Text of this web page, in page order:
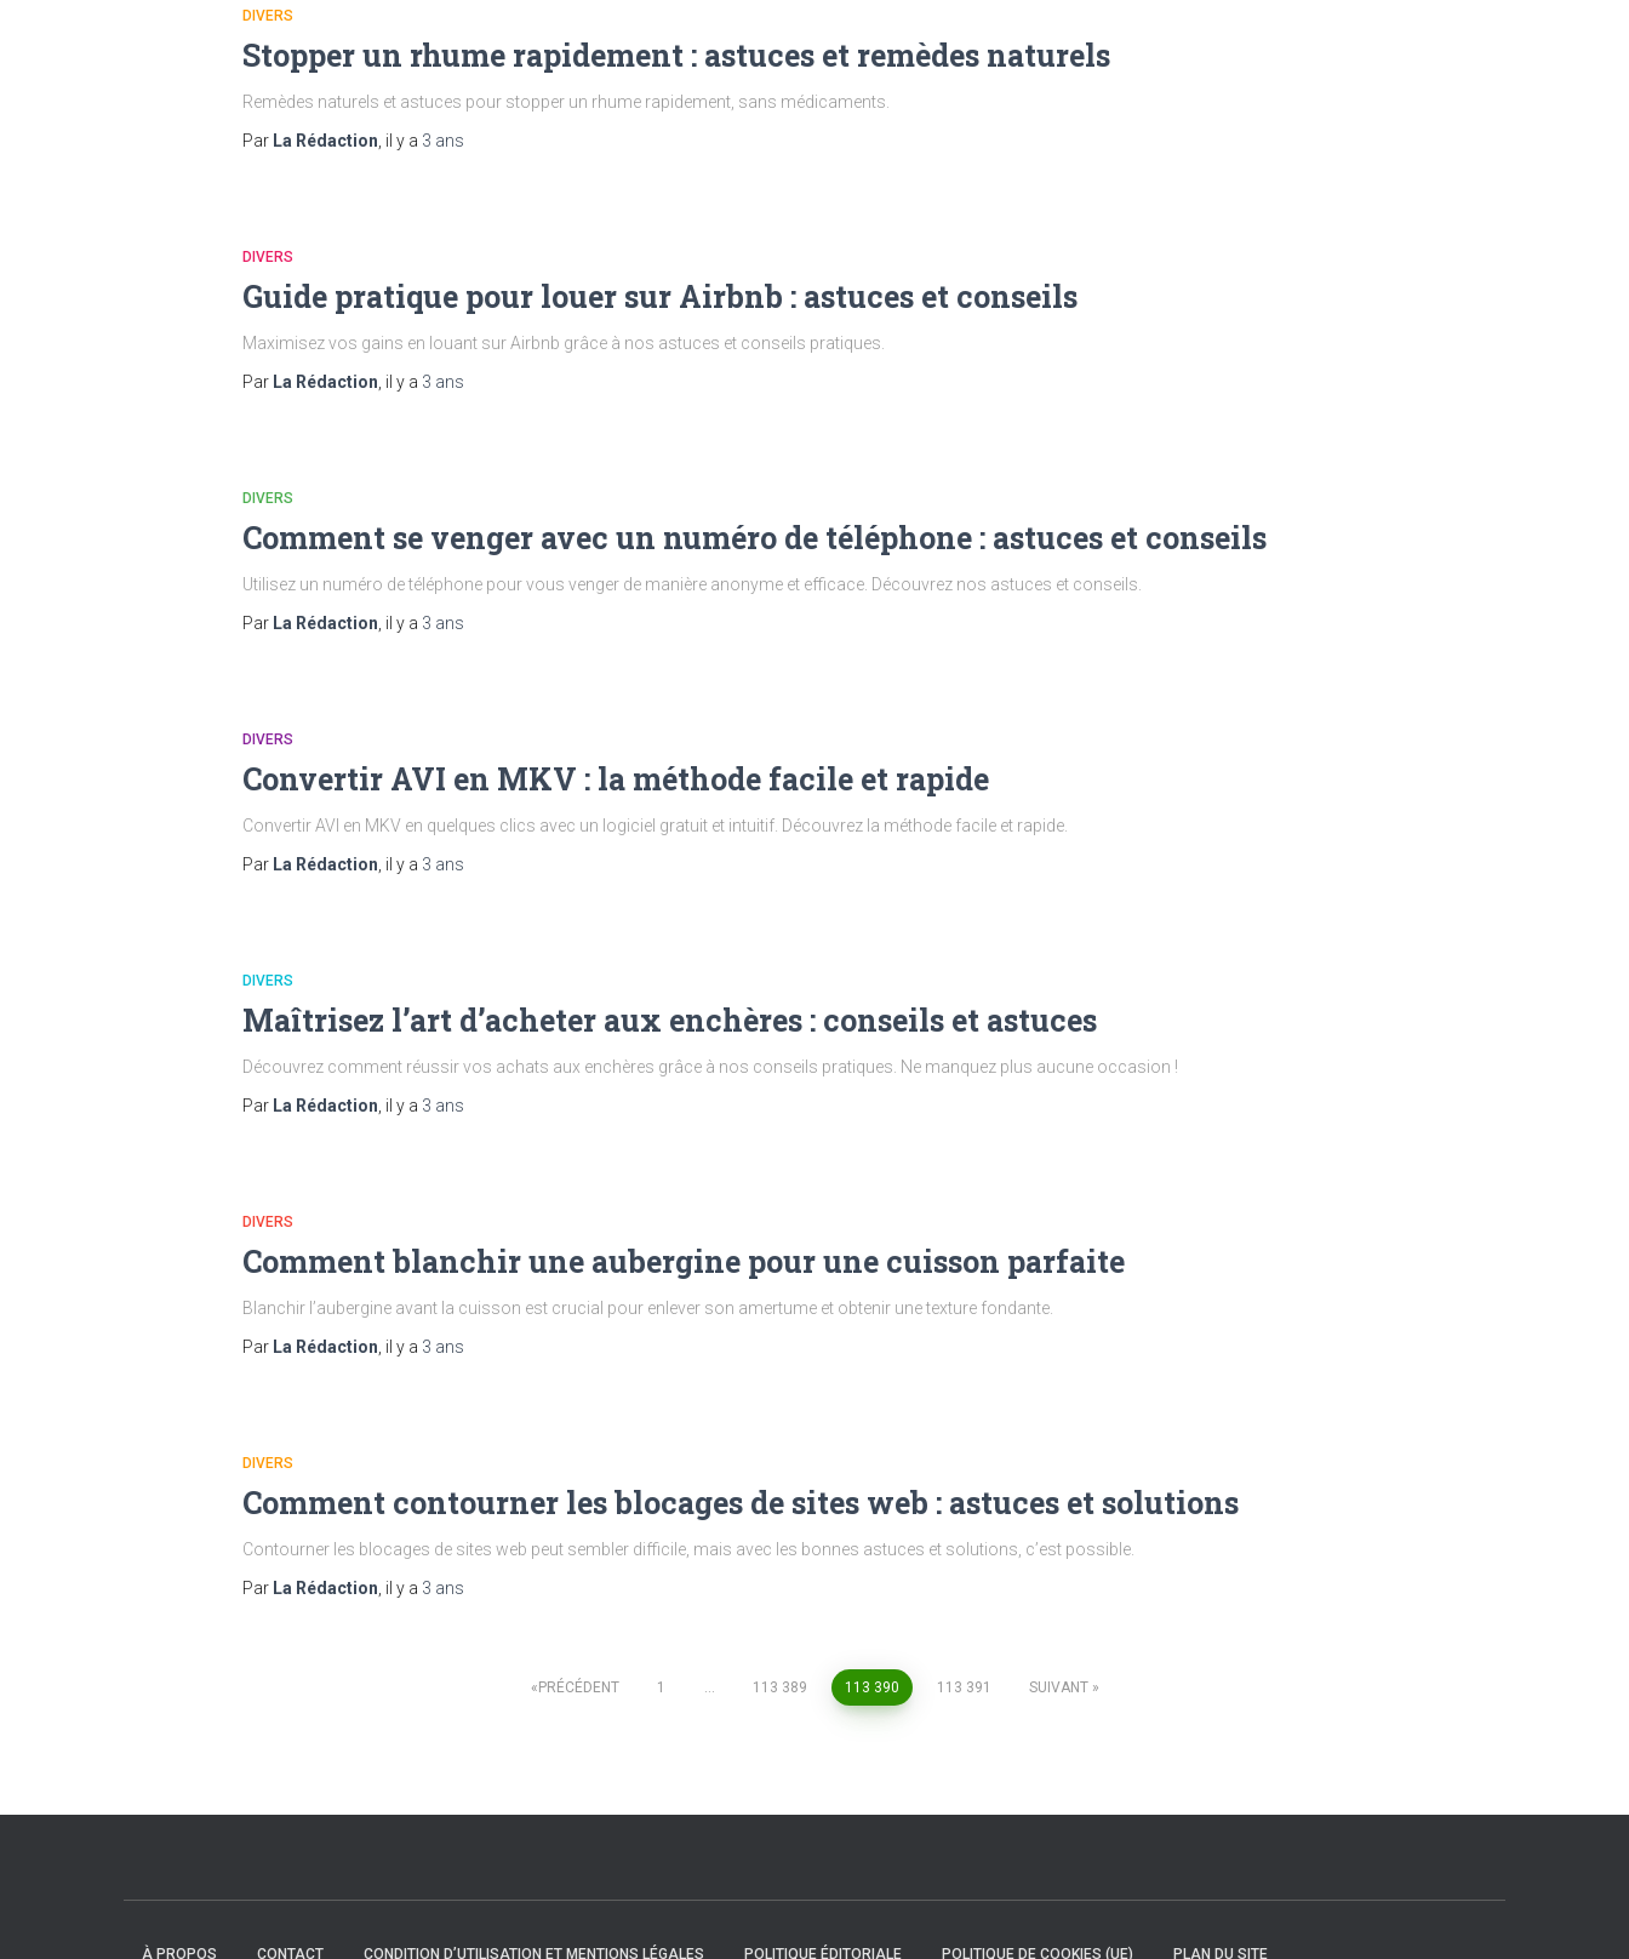
DIVERS
Stopper un rhume rapidement : astuces et remèdes naturels
Remèdes naturels et astuces pour stopper un rhume rapidement, sans médicaments.
Par La Rédaction , il y a 3 ans
DIVERS
Guide pratique pour louer sur Airbnb : astuces et conseils
Maximisez vos gains en louant sur Airbnb grâce à nos astuces et conseils pratiques.
Par La Rédaction , il y a 3 ans
DIVERS
Comment se venger avec un numéro de téléphone : astuces et conseils
Utilisez un numéro de téléphone pour vous venger de manière anonyme et efficace. Découvrez nos astuces et conseils.
Par La Rédaction , il y a 3 ans
DIVERS
Convertir AVI en MKV : la méthode facile et rapide
Convertir AVI en MKV en quelques clics avec un logiciel gratuit et intuitif. Découvrez la méthode facile et rapide.
Par La Rédaction , il y a 3 ans
DIVERS
Maîtrisez l’art d’acheter aux enchères : conseils et astuces
Découvrez comment réussir vos achats aux enchères grâce à nos conseils pratiques. Ne manquez plus aucune occasion !
Par La Rédaction , il y a 3 ans
DIVERS
Comment blanchir une aubergine pour une cuisson parfaite
Blanchir l’aubergine avant la cuisson est crucial pour enlever son amertume et obtenir une texture fondante.
Par La Rédaction , il y a 3 ans
DIVERS
Comment contourner les blocages de sites web : astuces et solutions
Contourner les blocages de sites web peut sembler difficile, mais avec les bonnes astuces et solutions, c’est possible.
Par La Rédaction , il y a 3 ans
PRÉCÉDENT 1 … 113 389 113 390 113 391 SUIVANT
À PROPOS CONTACT CONDITION D’UTILISATION ET MENTIONS LÉGALES POLITIQUE ÉDITORIALE POLITIQUE DE COOKIES (UE) PLAN DU SITE